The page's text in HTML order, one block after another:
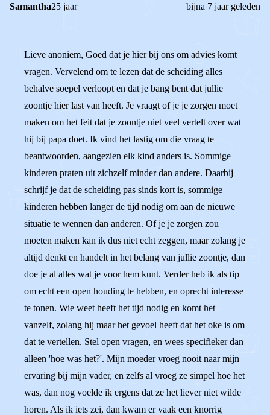
Samantha25 jaar bijna 7 jaar geleden
Lieve anoniem, Goed dat je hier bij ons om advies komt
vragen. Vervelend om te lezen dat de scheiding alles
behalve soepel verloopt en dat je bang bent dat jullie
zoontje hier last van heeft. Je vraagt of je je zorgen moet
maken om het feit dat je zoontje niet veel vertelt over wat
hij bij papa doet. Ik vind het lastig om die vraag te
beantwoorden, aangezien elk kind anders is. Sommige
kinderen praten uit zichzelf minder dan andere. Daarbij
schrijf je dat de scheiding pas sinds kort is, sommige
kinderen hebben langer de tijd nodig om aan de nieuwe
situatie te wennen dan anderen. Of je je zorgen zou
moeten maken kan ik dus niet echt zeggen, maar zolang je
altijd denkt en handelt in het belang van jullie zoontje, dan
doe je al alles wat je voor hem kunt. Verder heb ik als tip
om echt een open houding te hebben, en oprecht interesse
te tonen. Wie weet heeft het tijd nodig en komt het
vanzelf, zolang hij maar het gevoel heeft dat het oke is om
dat te vertellen. Stel open vragen, en wees specifieker dan
alleen 'hoe was het?'. Mijn moeder vroeg nooit naar mijn
ervaring bij mijn vader, en zelfs al vroeg ze simpel hoe het
was, dan nog voelde ik ergens dat ze het liever niet wilde
horen. Als ik iets zei, dan kwam er vaak een knorrig